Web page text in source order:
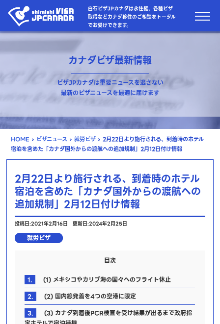
白石ビザJPカナダは永住権、各種ビザ
取得などカナダ移住のご相談をトータル
でお受けできます。
カナダビザ最新情報
ビザJPカナダは重要ニュースを逃さない
最新のビザニュースを最適に届けます
HOME › ビザニュース › 就労ビザ › 2月22日より施行される、到着時のホテル
宿泊を含めた「カナダ国外からの渡航への追加規制」2月12日付け情報
2月22日より施行される、到着時のホテル
宿泊を含めた「カナダ国外からの渡航への
追加規制」2月12日付け情報
投稿日:2021年2月16日 更新日:2024年2月25日
就労ビザ
目次
1.
(1) メキシコやカリブ海の国々へのフライト休止
2.
(2) 国内線発着を4つの空港に限定
3.
(3) カナダ到着後PCR検査を受け結果が出るまで政府指